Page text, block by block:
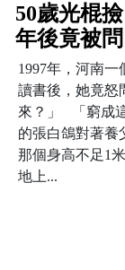
50歲光棍
年後竟被
1997年，河南
讀書後，她竟怒
來？」 「窮成
的張白鴿對著養
那個身高不足1
地上...